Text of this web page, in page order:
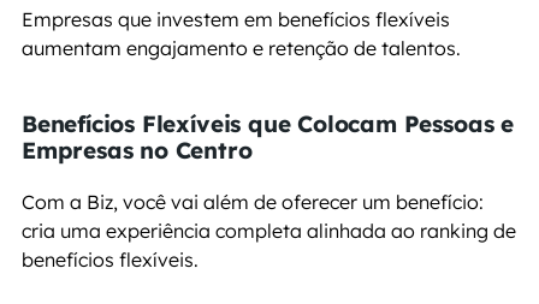
Empresas que investem em benefícios flexíveis
aumentam engajamento e retenção de talentos.
Benefícios Flexíveis que Colocam Pessoas e
Empresas no Centro
Com a Biz, você vai além de oferecer um benefício:
cria uma experiência completa alinhada ao ranking de
benefícios flexíveis.